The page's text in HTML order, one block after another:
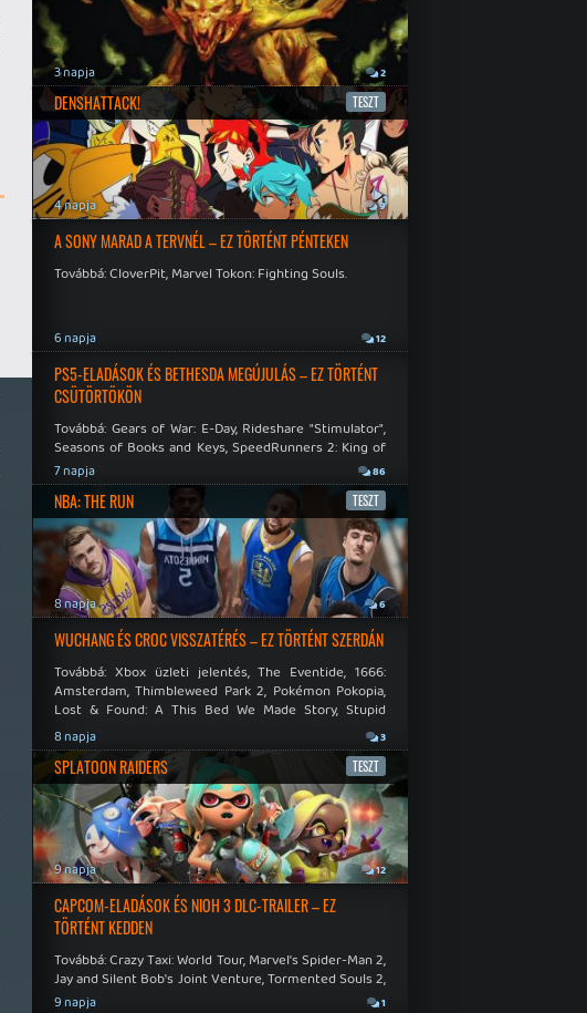
3 napja 2
DENSHATTACK! TESZT
4 napja 9
A SONY MARAD A TERVNÉL – EZ TÖRTÉNT PÉNTEKEN
Továbbá: CloverPit, Marvel Tokon: Fighting Souls.
6 napja 12
PS5-ELADÁSOK ÉS BETHESDA MEGÚJULÁS – EZ TÖRTÉNT
CSÜTÖRTÖKÖN
Továbbá: Gears of War: E-Day, Rideshare "Stimulator",
Seasons of Books and Keys, SpeedRunners 2: King of
Speed.
7 napja 86
NBA: THE RUN TESZT
8 napja 6
WUCHANG ÉS CROC VISSZATÉRÉS – EZ TÖRTÉNT SZERDÁN
Továbbá: Xbox üzleti jelentés, The Eventide, 1666:
Amsterdam, Thimbleweed Park 2, Pokémon Pokopia,
Lost & Found: A This Bed We Made Story, Stupid
Never Dies.
8 napja 3
SPLATOON RAIDERS TESZT
9 napja 12
CAPCOM-ELADÁSOK ÉS NIOH 3 DLC-TRAILER – EZ
TÖRTÉNT KEDDEN
Továbbá: Crazy Taxi: World Tour, Marvel's Spider-Man 2,
Jay and Silent Bob's Joint Venture, Tormented Souls 2,
No More Room in Hell, Slain 2: The Beast Within.
9 napja 1